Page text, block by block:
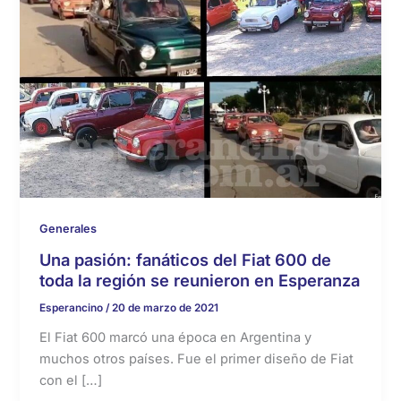
Generales
Una pasión: fanáticos del Fiat 600 de
toda la región se reunieron en Esperanza
Esperancino /20 de marzo de 2021
El Fiat 600 marcó una época en Argentina y
muchos otros países. Fue el primer diseño de Fiat
con el […]